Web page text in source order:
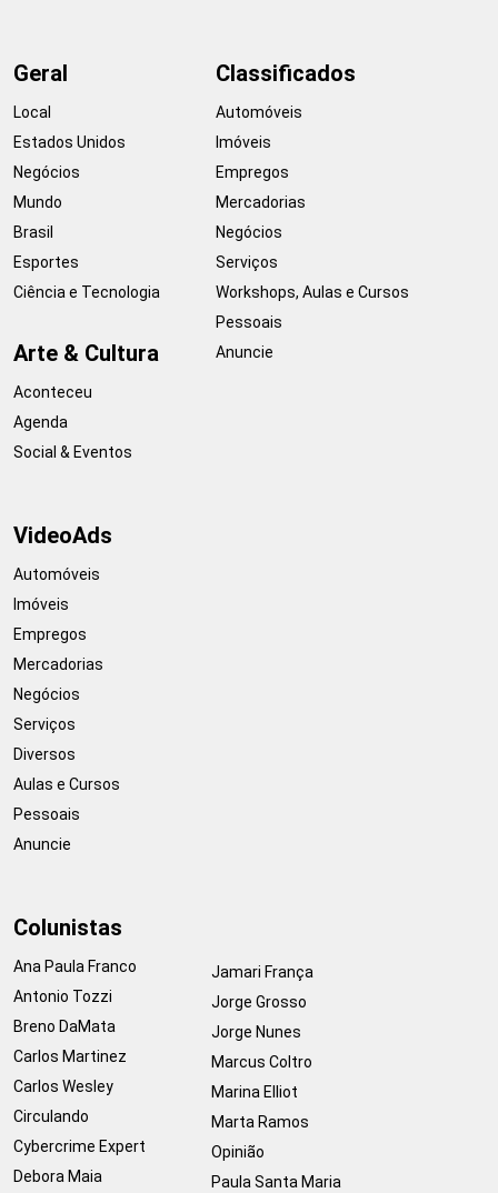
Geral
Local
Estados Unidos
Negócios
Mundo
Brasil
Esportes
Ciência e Tecnologia
Arte & Cultura
Aconteceu
Agenda
Social & Eventos
Classificados
Automóveis
Imóveis
Empregos
Mercadorias
Negócios
Serviços
Workshops, Aulas e Cursos
Pessoais
Anuncie
VideoAds
Automóveis
Imóveis
Empregos
Mercadorias
Negócios
Serviços
Diversos
Aulas e Cursos
Pessoais
Anuncie
Colunistas
Ana Paula Franco
Antonio Tozzi
Breno DaMata
Carlos Martinez
Carlos Wesley
Circulando
Cybercrime Expert
Debora Maia
Jamari França
Jorge Grosso
Jorge Nunes
Marcus Coltro
Marina Elliot
Marta Ramos
Opinião
Paula Santa Maria